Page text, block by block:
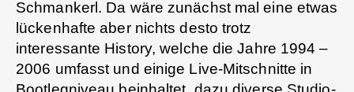
Schmankerl. Da wäre zunächst mal eine etwas
lückenhafte aber nichts desto trotz
interessante History, welche die Jahre 1994 –
2006 umfasst und einige Live-Mitschnitte in